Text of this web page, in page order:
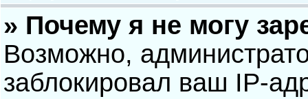
» Почему я не могу
Возможно,
заблокировал ваш IP-